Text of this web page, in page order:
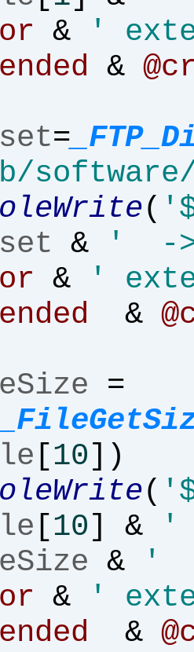
&
'
&
=
(
&
' ->
&
'
&
=
[10])
(
[10] &
'
&
'
&
'
&